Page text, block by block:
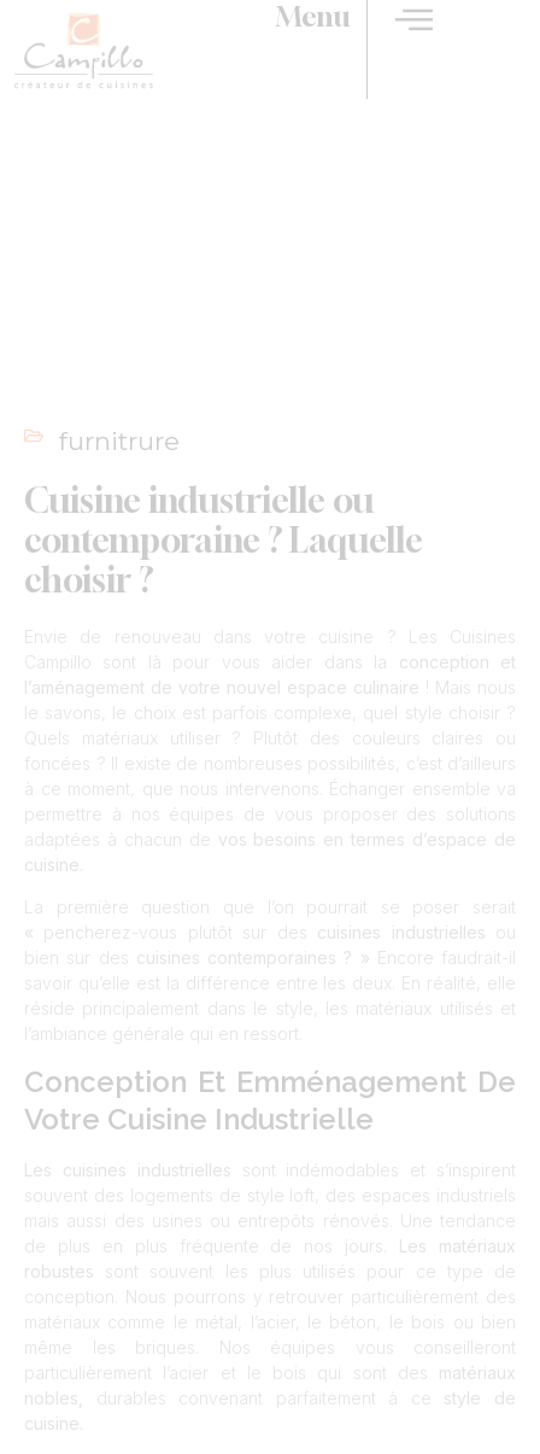
Menu
furnitrure
Cuisine industrielle ou
contemporaine ? Laquelle
choisir ?
Envie de renouveau dans votre cuisine ? Les Cuisines
Campillo sont là pour vous aider dans la conception et
l’aménagement de votre nouvel espace culinaire ! Mais nous
le savons, le choix est parfois complexe, quel style choisir ?
Quels matériaux utiliser ? Plutôt des couleurs claires ou
foncées ? Il existe de nombreuses possibilités, c’est d’ailleurs
à ce moment, que nous intervenons. Échanger ensemble va
permettre à nos équipes de vous proposer des solutions
adaptées à chacun de vos besoins en termes d’espace de
cuisine.
La première question que l’on pourrait se poser serait
« pencherez-vous plutôt sur des cuisines industrielles ou
bien sur des cuisines contemporaines ? » Encore faudrait-il
savoir qu’elle est la différence entre les deux. En réalité, elle
réside principalement dans le style, les matériaux utilisés et
l’ambiance générale qui en ressort.
Conception Et Emménagement De
Votre Cuisine Industrielle
Les cuisines industrielles sont indémodables et s’inspirent
souvent des logements de style loft, des espaces industriels
mais aussi des usines ou entrepôts rénovés. Une tendance
de plus en plus fréquente de nos jours. Les matériaux
robustes sont souvent les plus utilisés pour ce type de
conception. Nous pourrons y retrouver particulièrement des
matériaux comme le métal, l’acier, le béton, le bois ou bien
même les briques. Nos équipes vous conseilleront
particulièrement l’acier et le bois qui sont des matériaux
nobles, durables convenant parfaitement à ce style de
cuisine.